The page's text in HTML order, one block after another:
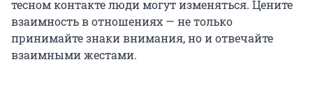
тесном контакте люди могут изменяться. Цените
взаимность в отношениях — не только
принимайте знаки внимания, но и отвечайте
взаимными жестами.